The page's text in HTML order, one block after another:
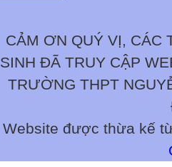
CẢM ƠN QUÝ VỊ, CÁC
SINH ĐÃ TRUY CẬP
TRƯỜNG THPT
Website được thừa kế